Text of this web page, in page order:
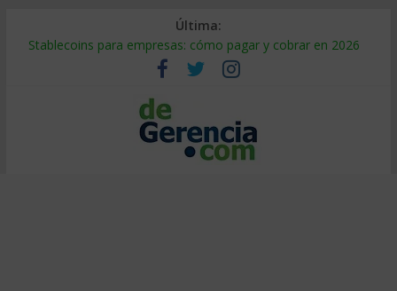
Última:
Stablecoins para empresas: cómo pagar y cobrar en 2026
Despido silencioso: qué es y por qué sale tan caro
IA en selección de personal: cómo auditarla a tiempo
Trabajo forzoso en la cadena de suministro: qué hacer
Mercado hispano de EE. UU.: cómo segmentarlo y venderle